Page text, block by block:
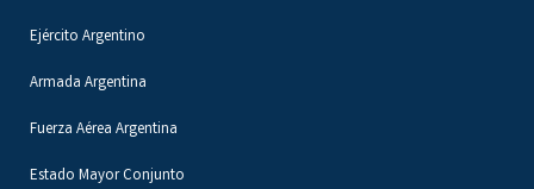
Ejército Argentino
Armada Argentina
Fuerza Aérea Argentina
Estado Mayor Conjunto